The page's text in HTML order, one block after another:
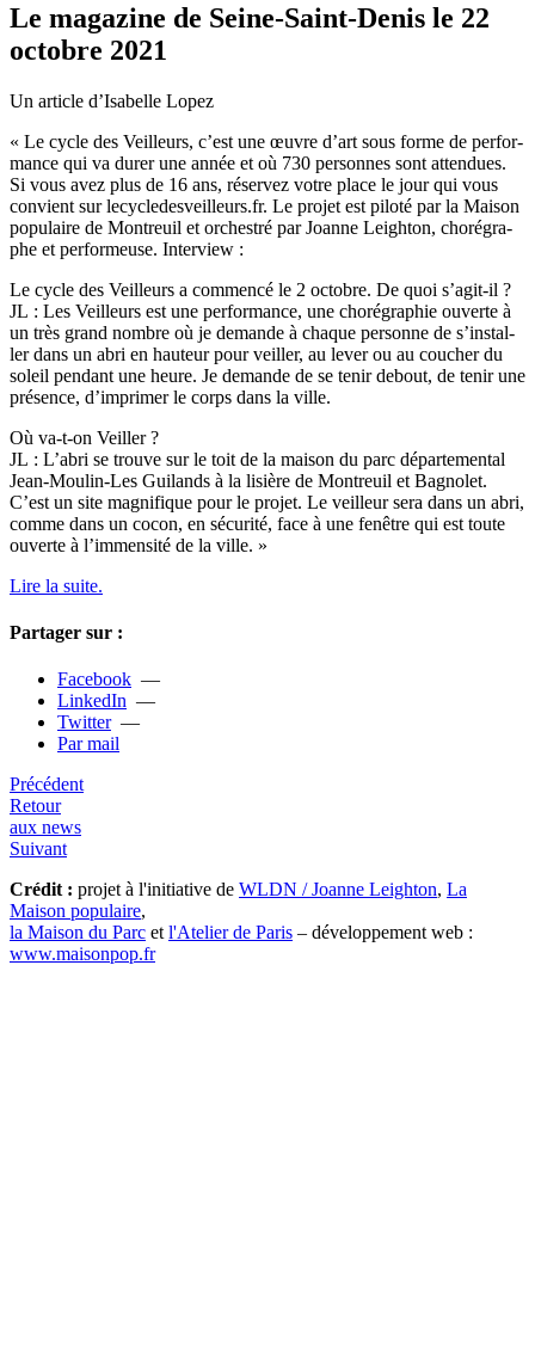
Le magazine de Seine-Saint-Denis le 22
octobre 2021
Un article d’Isabelle Lopez
« Le cycle des Veilleurs, c’est une œuvre d’art sous forme de per­for­
mance qui va durer une année et où 730 per­son­nes sont atten­dues.
Si vous avez plus de 16 ans, réser­vez votre place le jour qui vous
convient sur lecy­cle­des­veilleurs.fr. Le projet est piloté par la Maison
popu­laire de Montreuil et orches­tré par Joanne Leighton, cho­ré­gra­
phe et per­for­meuse. Interview :
Le cycle des Veilleurs a com­mencé le 2 octo­bre. De quoi s’agit-il ?
JL : Les Veilleurs est une per­for­mance, une cho­ré­gra­phie ouverte à
un très grand nombre où je demande à chaque per­sonne de s’ins­tal­
ler dans un abri en hau­teur pour veiller, au lever ou au cou­cher du
soleil pen­dant une heure. Je demande de se tenir debout, de tenir une
pré­sence, d’impri­mer le corps dans la ville.
Où va-t-on Veiller ?
JL : L’abri se trouve sur le toit de la maison du parc dépar­te­men­tal
Jean-Moulin-Les Guilands à la lisière de Montreuil et Bagnolet.
C’est un site magni­fi­que pour le projet. Le veilleur sera dans un abri,
comme dans un cocon, en sécu­rité, face à une fenê­tre qui est toute
ouverte à l’immen­sité de la ville. »
Lire la suite.
Partager sur :
Facebook —
LinkedIn —
Twitter—
Par mail
Précédent
Retour
aux news
Suivant
Crédit : projet à l'initiative de WLDN / Joanne Leighton, La
Maison populaire,
la Maison du Parc et l'Atelier de Paris – développement web :
www.maisonpop.fr